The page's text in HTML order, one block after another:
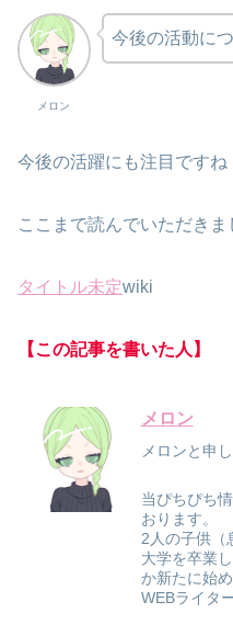
メロン
今後の活動に
今後の活躍にも注目ですね
ここまで読んでいただきま
タイトル未定wiki
【この記事を書いた人】
メロン
メロンと申し
当ぴちぴち
おります。
2人の子供（
大学を卒業
か新たに始
WEBライタ